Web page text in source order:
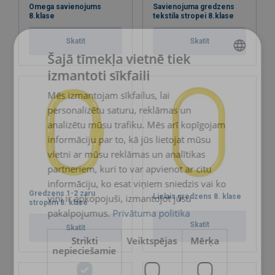
Pilnīga izsekojamība
Nekaitīgs
Iekļauti sertifikāti
Powertex-Lifting-Point-WH-User-Manual-ML-
20260313.pdf
Powertex-Weld-on-Hook-WH-DoC-ML-20260313.pdf
Omega savienojums
8.klase
Skatīt
Savienojuma gredzens
tekstila stropei 8.klase
Skatīt
Gredzens 1-2 zaru
stropēm 8. klase
Skatīt
Lielais gredzens 8. klase
Skatīt
ENGLISH TRANSLATION
Šajā tīmekļa vietnē tiek
izmantoti sīkfaili
Mēs izmantojam sīkfailus, lai
personalizētu saturu, reklāmas un
analizētu mūsu trafiku. Mēs arī kopīgojam
informāciju par to, kā jūs lietojat mūsu
vietni ar mūsu reklāmas un analītikas
partneriem, kuri to var apvienot ar citu
informāciju, ko esat viņiem sniedzis vai ko
viņi ir apkopojuši, izmantojot jūsu
pakalpojumus. Privātuma politika
Strikti
nepieciešamie
Veiktspējas Mērķa